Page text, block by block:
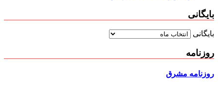
بایگانی
بایگانی
روزنامه
روزنامه مشرق